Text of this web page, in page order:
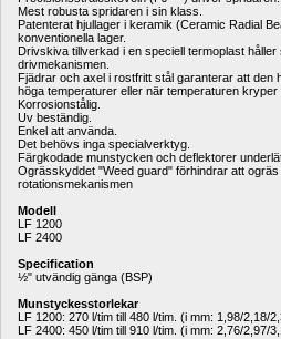
Mest robusta spridaren i sin klass.
Patenterat hjullager i keramik (Ceramic Radial
konventionella lager.
Drivskiva tillverkad i en speciell termoplast
drivmekanismen.
Fjädrar och axel i rostfritt stål garanterar att den
höga temperaturer eller när temperaturen kryper
Korrosionstålig.
Uv beständig.
Enkel att använda.
Det behövs inga specialverktyg.
Färgkodade munstycken och deflektorer
Ogrässkyddet "Weed guard" förhindrar att
rotationsmekanismen
Modell
LF 1200
LF 2400
Specification
½" utvändig gänga (BSP)
Munstyckesstorlekar
LF 1200: 270 l/tim till 480 l/tim. (i mm: 1,98/2,18/
LF 2400: 450 l/tim till 910 l/tim. (i mm: 2,76/2,97/